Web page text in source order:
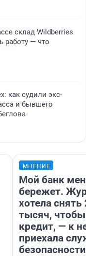
склад Wildberries
работу — что
как судили экс-
и бывшего
МНЕНИЕ
Мой банк меня
бережет.
хотела снять
тысяч, чтобы
кредит, — к
приехала
безопасности